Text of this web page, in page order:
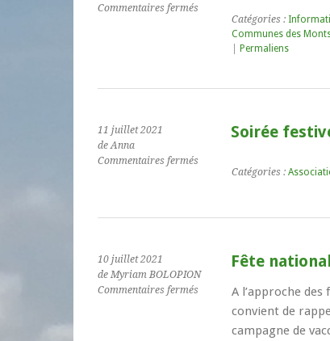
Commentaires ferméssur
Catégories :
Communes des
Permaliens
11 juillet 2021
de Anna
Commentaires ferméssur
Soirée
Catégories :
10 juillet 2021
de Myriam BOLOPION
Commentaires ferméssur
Fête
A l’approche
convient de
campagne de